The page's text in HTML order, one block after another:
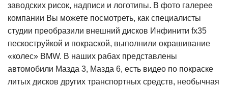
заводских рисок, надписи и логотипы. В фото галерее
компании Вы можете посмотреть, как специалисты
студии преобразили внешний дисков Инфинити fx35
пескоструйкой и покраской, выполнили окрашивание
«колес» BMW. В наших рабах представлены
автомобили Мазда 3, Мазда 6, есть видео по покраске
литых дисков других транспортных средств, необычная